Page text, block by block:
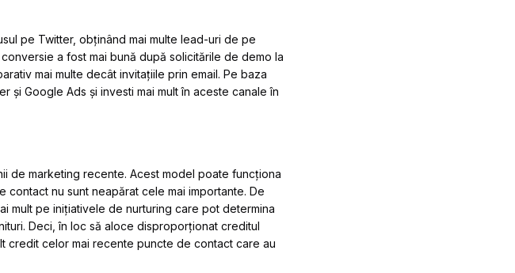
pe Twitter, obținând mai multe lead-uri de pe
a fost mai bună după solicitările de demo la
mai multe decât invitațiile prin email. Pe baza
Google Ads și investi mai mult în aceste canale în
de marketing recente. Acest model poate funcționa
nu sunt neapărat cele mai importante. De
mult pe inițiativele de nurturing care pot determina
Deci, în loc să aloce disproporționat creditul
credit celor mai recente puncte de contact care au